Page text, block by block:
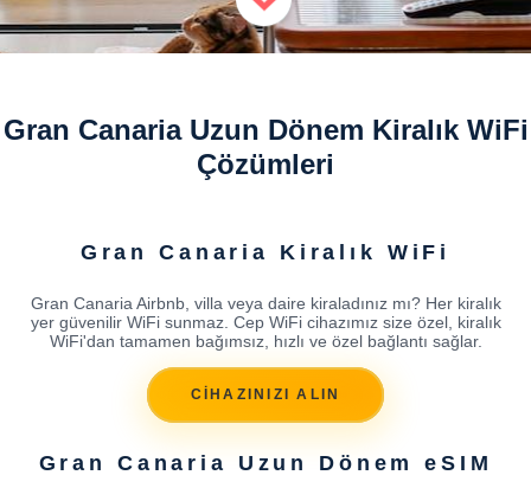
Gran Canaria Uzun Dönem Kiralık WiFi
Çözümleri
Gran Canaria Kiralık WiFi
Gran Canaria Airbnb, villa veya daire kiraladınız mı? Her kiralık
yer güvenilir WiFi sunmaz. Cep WiFi cihazımız size özel, kiralık
WiFi'dan tamamen bağımsız, hızlı ve özel bağlantı sağlar.
CİHAZINIZI ALIN
Gran Canaria Uzun Dönem eSIM